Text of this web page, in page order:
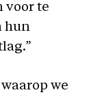
voor te
hun
we